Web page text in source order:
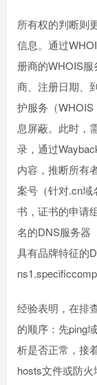
所有权的判断则
信息。通过
册商的WHOIS
商、注册日期、
护服务（
息屏蔽。此时，
录，通过
内容，推断所有
案号（针对.cn域
书，证书的申请
名的DNS服务器
具有品牌特征的
经验表明，在排
的顺序：先ping
析是否正常，接
hosts文件或防